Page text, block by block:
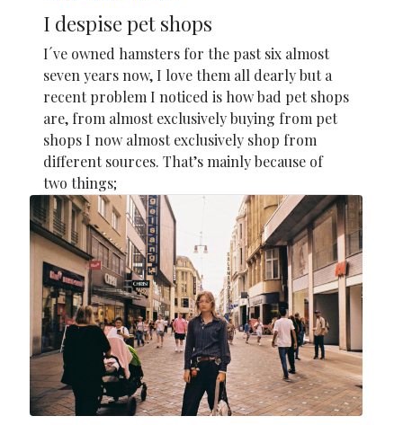
I despise pet shops
I´ve owned hamsters for the past six almost
seven years now, I love them all dearly but a
recent problem I noticed is how bad pet shops
are, from almost exclusively buying from pet
shops I now almost exclusively shop from
different sources. That’s mainly because of
two things;